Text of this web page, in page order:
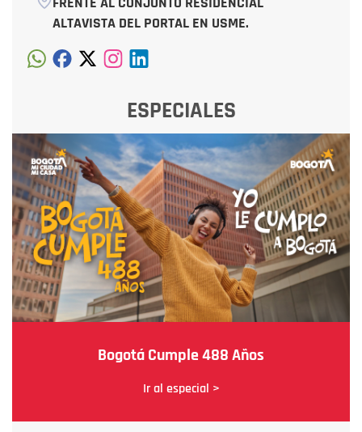
ALTAVISTA DEL PORTAL EN USME.
ESPECIALES
Bogotá Cumple 488 Años
Ir al especial >